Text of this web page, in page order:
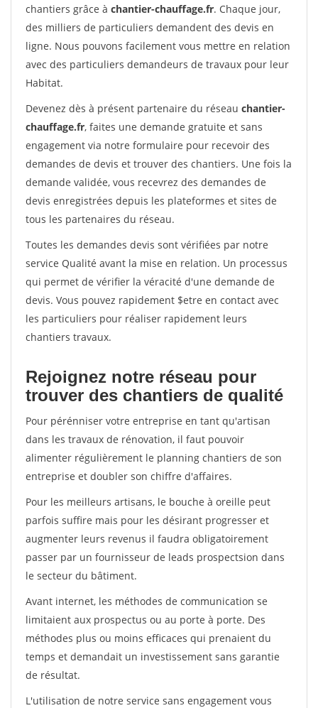
chantiers grâce à chantier-chauffage.fr. Chaque jour,
des milliers de particuliers demandent des devis en
ligne. Nous pouvons facilement vous mettre en relation
avec des particuliers demandeurs de travaux pour leur
Habitat.
Devenez dès à présent partenaire du réseau chantier-
chauffage.fr, faites une demande gratuite et sans
engagement via notre formulaire pour recevoir des
demandes de devis et trouver des chantiers. Une fois la
demande validée, vous recevrez des demandes de
devis enregistrées depuis les plateformes et sites de
tous les partenaires du réseau.
Toutes les demandes devis sont vérifiées par notre
service Qualité avant la mise en relation. Un processus
qui permet de vérifier la véracité d'une demande de
devis. Vous pouvez rapidement $etre en contact avec
les particuliers pour réaliser rapidement leurs
chantiers travaux.
Rejoignez notre réseau pour
trouver des chantiers de qualité
Pour pérénniser votre entreprise en tant qu'artisan
dans les travaux de rénovation, il faut pouvoir
alimenter régulièrement le planning chantiers de son
entreprise et doubler son chiffre d'affaires.
Pour les meilleurs artisans, le bouche à oreille peut
parfois suffire mais pour les désirant progresser et
augmenter leurs revenus il faudra obligatoirement
passer par un fournisseur de leads prospectsion dans
le secteur du bâtiment.
Avant internet, les méthodes de communication se
limitaient aux prospectus ou au porte à porte. Des
méthodes plus ou moins efficaces qui prenaient du
temps et demandait un investissement sans garantie
de résultat.
L'utilisation de notre service sans engagement vous